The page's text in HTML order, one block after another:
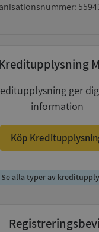
ger
information
Köp
Se alla typer av